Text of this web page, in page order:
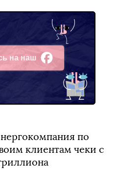
на наш
по
клиентам чеки с